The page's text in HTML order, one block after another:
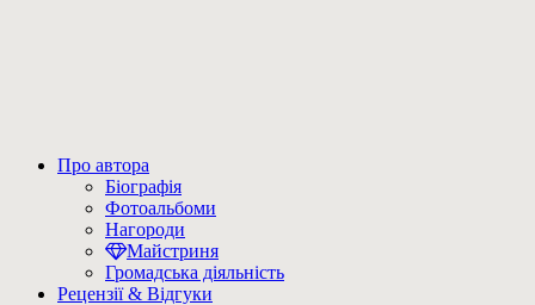
Про автора
Біографія
Фотоальбоми
Нагороди
Майстриня
Громадська діяльність
Рецензії & Відгуки